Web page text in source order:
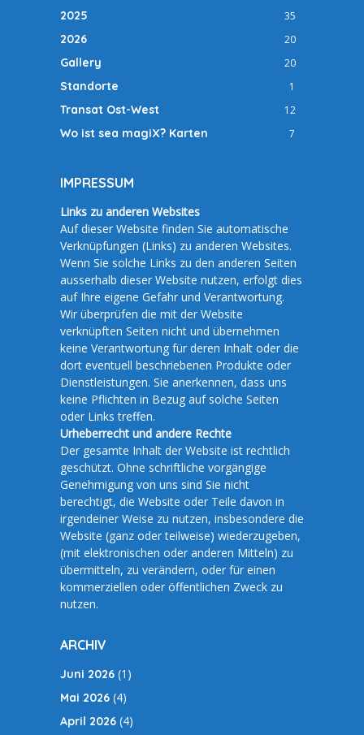
2025 35
2026 20
Gallery 20
Standorte 1
Transat Ost-West 12
Wo ist sea magiX? Karten 7
IMPRESSUM
Links zu anderen Websites
Auf dieser Website finden Sie automatische
Verknüpfungen (Links) zu anderen Websites.
Wenn Sie solche Links zu den anderen Seiten
ausserhalb dieser Website nutzen, erfolgt dies
auf Ihre eigene Gefahr und Verantwortung.
Wir überprüfen die mit der Website
verknüpften Seiten nicht und übernehmen
keine Verantwortung für deren Inhalt oder die
dort eventuell beschriebenen Produkte oder
Dienstleistungen. Sie anerkennen, dass uns
keine Pflichten in Bezug auf solche Seiten
oder Links treffen.
Urheberrecht und andere Rechte
Der gesamte Inhalt der Website ist rechtlich
geschützt. Ohne schriftliche vorgängige
Genehmigung von uns sind Sie nicht
berechtigt, die Website oder Teile davon in
irgendeiner Weise zu nutzen, insbesondere die
Website (ganz oder teilweise) wiederzugeben,
(mit elektronischen oder anderen Mitteln) zu
übermitteln, zu verändern, oder für einen
kommerziellen oder öffentlichen Zweck zu
nutzen.
ARCHIV
Juni 2026 (1)
Mai 2026 (4)
April 2026 (4)